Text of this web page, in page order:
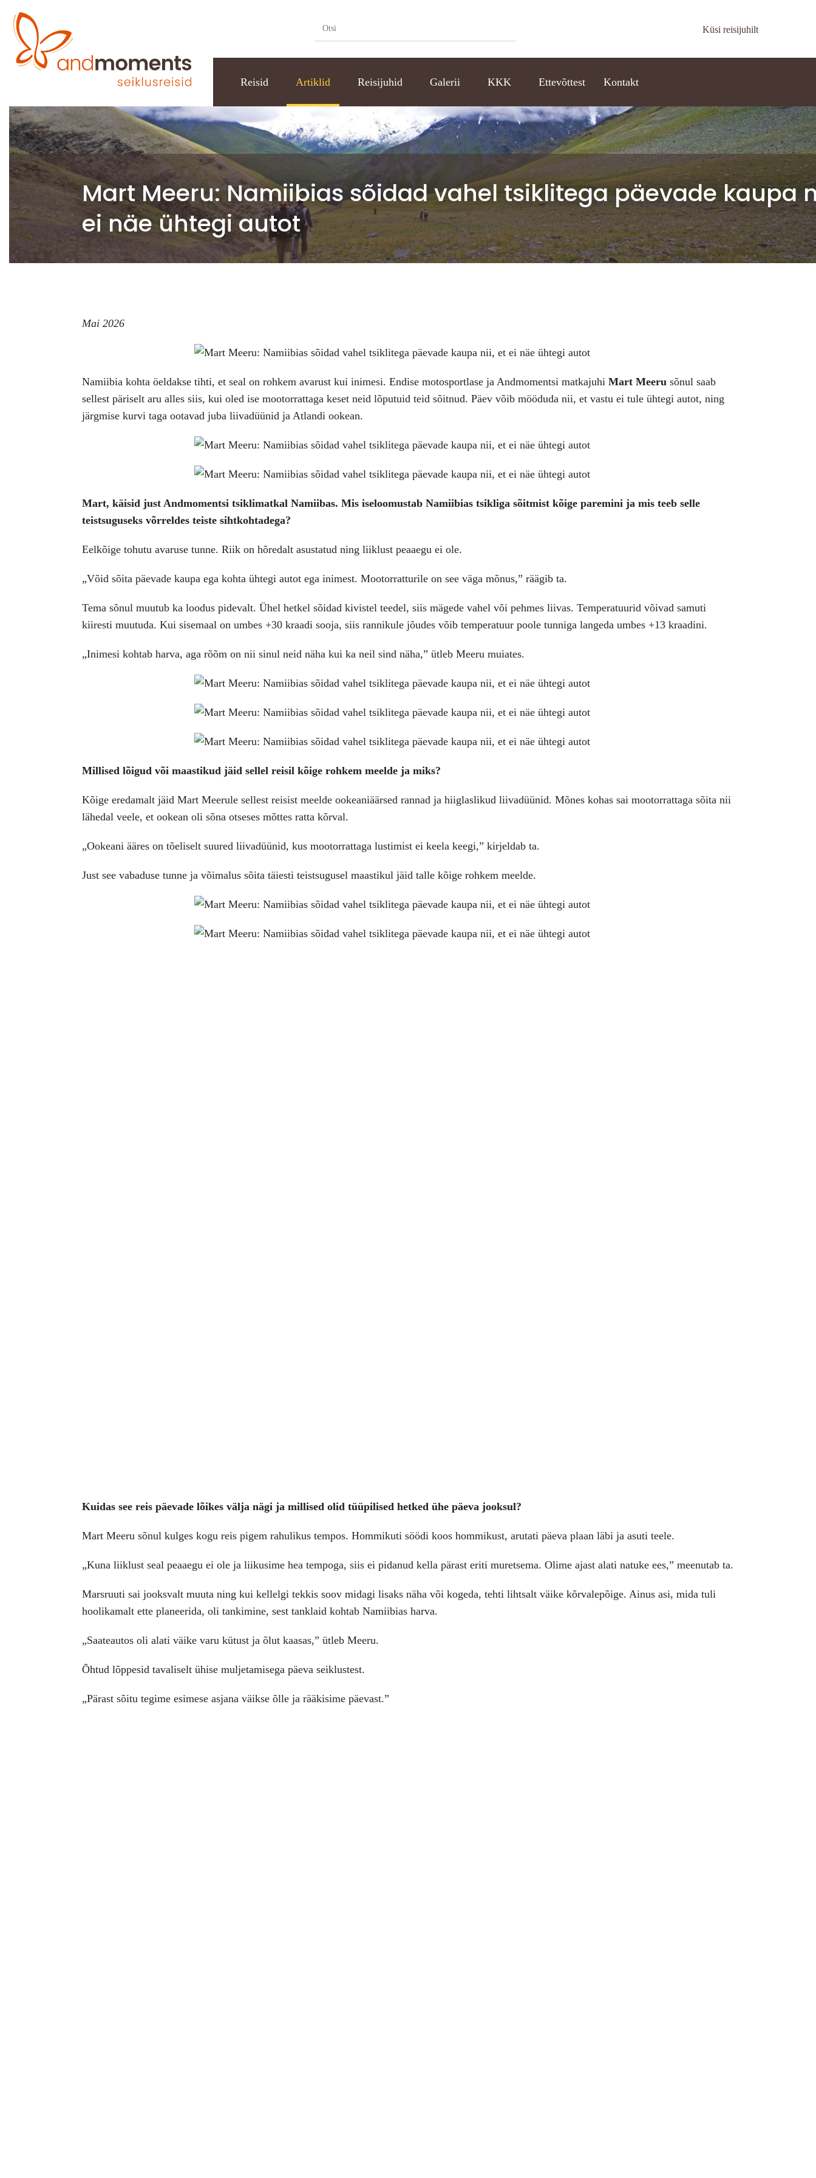
Küsi reisijuhilt
Reisid Artiklid Reisijuhid Galerii KKK Ettevõttest Kontakt
Mart Meeru: Namiibias sõidad vahel tsiklitega päevade kaupa
ei näe ühtegi autot
Mai 2026
Namiibia kohta öeldakse tihti, et seal on rohkem avarust kui inimesi. Endise motosportlase ja Andmomentsi matkajuhi Mart Meeru sõnul saab
sellest päriselt aru alles siis, kui oled ise mootorrattaga keset neid lõputuid teid sõitnud. Päev võib mööduda nii, et vastu ei tule ühtegi autot, ning
järgmise kurvi taga ootavad juba liivadüünid ja Atlandi ookean.
Mart, käisid just Andmomentsi tsiklimatkal Namiibas. Mis iseloomustab Namiibias tsikliga sõitmist kõige paremini ja mis teeb selle
teistsuguseks võrreldes teiste sihtkohtadega?
Eelkõige tohutu avaruse tunne. Riik on hõredalt asustatud ning liiklust peaaegu ei ole.
„Võid sõita päevade kaupa ega kohta ühtegi autot ega inimest. Mootorratturile on see väga mõnus,” räägib ta.
Tema sõnul muutub ka loodus pidevalt. Ühel hetkel sõidad kivistel teedel, siis mägede vahel või pehmes liivas. Temperatuurid võivad samuti
kiiresti muutuda. Kui sisemaal on umbes +30 kraadi sooja, siis rannikule jõudes võib temperatuur poole tunniga langeda umbes +13 kraadini.
„Inimesi kohtab harva, aga rõõm on nii sinul neid näha kui ka neil sind näha,” ütleb Meeru muiates.
Millised lõigud või maastikud jäid sellel reisil kõige rohkem meelde ja miks?
Kõige eredamalt jäid Mart Meerule sellest reisist meelde ookeaniäärsed rannad ja hiiglaslikud liivadüünid. Mõnes kohas sai mootorrattaga sõita nii
lähedal veele, et ookean oli sõna otseses mõttes ratta kõrval.
„Ookeani ääres on tõeliselt suured liivadüünid, kus mootorrattaga lustimist ei keela keegi,” kirjeldab ta.
Just see vabaduse tunne ja võimalus sõita täiesti teistsugusel maastikul jäid talle kõige rohkem meelde.
Kuidas see reis päevade lõikes välja nägi ja millised olid tüüpilised hetked ühe päeva jooksul?
Mart Meeru sõnul kulges kogu reis pigem rahulikus tempos. Hommikuti söödi koos hommikust, arutati päeva plaan läbi ja asuti teele.
„Kuna liiklust seal peaaegu ei ole ja liikusime hea tempoga, siis ei pidanud kella pärast eriti muretsema. Olime ajast alati natuke ees,” meenutab ta.
Marsruuti sai jooksvalt muuta ning kui kellelgi tekkis soov midagi lisaks näha või kogeda, tehti lihtsalt väike kõrvalepõige. Ainus asi, mida tuli
hoolikamalt ette planeerida, oli tankimine, sest tanklaid kohtab Namiibias harva.
„Saateautos oli alati väike varu kütust ja õlut kaasas,” ütleb Meeru.
Õhtud lõppesid tavaliselt ühise muljetamisega päeva seiklustest.
„Pärast sõitu tegime esimese asjana väikse õlle ja rääkisime päevast.”